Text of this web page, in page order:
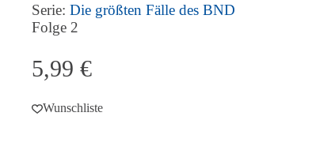
Serie: Die größten Fälle des BND
Folge 2
5,99 €
Wunschliste